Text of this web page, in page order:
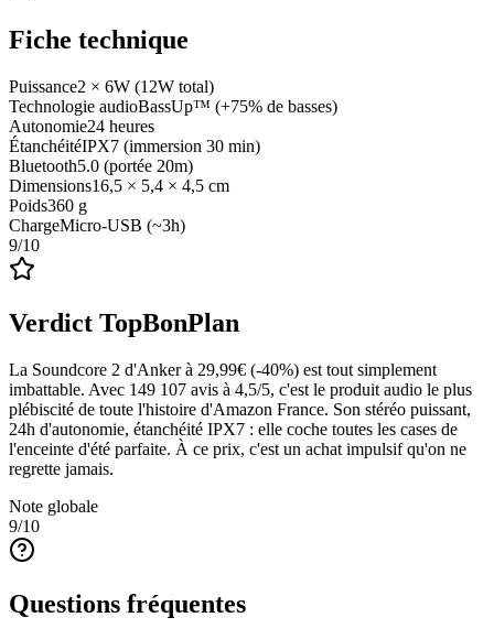
Fiche technique
Puissance2 × 6W (12W total)
Technologie audioBassUp™ (+75% de basses)
Autonomie24 heures
ÉtanchéitéIPX7 (immersion 30 min)
Bluetooth5.0 (portée 20m)
Dimensions16,5 × 5,4 × 4,5 cm
Poids360 g
ChargeMicro-USB (~3h)
9/10
Verdict TopBonPlan
La Soundcore 2 d'Anker à 29,99€ (-40%) est tout simplement
imbattable. Avec 149 107 avis à 4,5/5, c'est le produit audio le plus
plébiscité de toute l'histoire d'Amazon France. Son stéréo puissant,
24h d'autonomie, étanchéité IPX7 : elle coche toutes les cases de
l'enceinte d'été parfaite. À ce prix, c'est un achat impulsif qu'on ne
regrette jamais.
Note globale
9/10
Questions fréquentes